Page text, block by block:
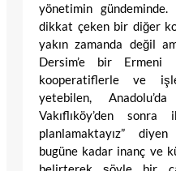
yönetimin gündeminde.
dikkat çeken bir diğer
yakın zamanda değil
Dersim’e bir Ermeni
kooperatiflerle ve
yetebilen,
Vakıflıköy’den
planlamaktayız”
bugüne kadar inanç ve